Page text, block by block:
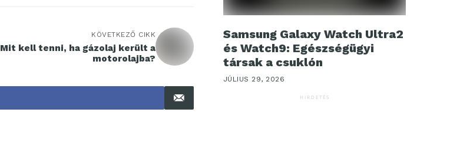
KÖVETKEZŐ CIKK
Mit kell tenni, ha gázolaj került a
motorolajba?
Samsung Galaxy Watch Ultra2
és Watch9: Egészségügyi
társak a csuklón
JÚLIUS 29, 2026
HIRDETÉS